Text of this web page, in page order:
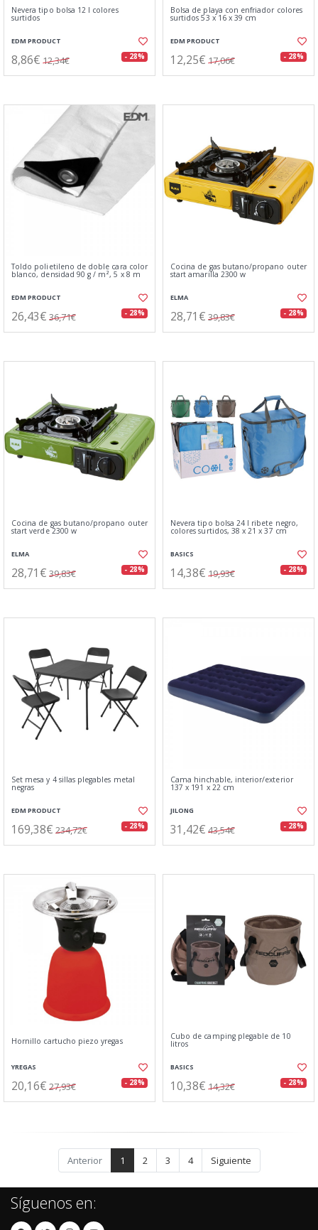
Nevera tipo bolsa 12 l colores
surtidos
EDM PRODUCT
8,86€ 12,34€ - 28%
Bolsa de playa con enfriador colores
surtidos 53 x 16 x 39 cm
EDM PRODUCT
12,25€ 17,06€ - 28%
Toldo polietileno de doble cara color
blanco, densidad 90 g / m², 5 x 8 m
EDM PRODUCT
26,43€ 36,71€ - 28%
Cocina de gas butano/propano outer
start amarilla 2300 w
ELMA
28,71€ 39,83€ - 28%
Cocina de gas butano/propano outer
start verde 2300 w
ELMA
28,71€ 39,83€ - 28%
Nevera tipo bolsa 24 l ribete negro,
colores surtidos, 38 x 21 x 37 cm
BASICS
14,38€ 19,93€ - 28%
Set mesa y 4 sillas plegables metal
negras
EDM PRODUCT
169,38€ 234,72€ - 28%
Cama hinchable, interior/exterior
137 x 191 x 22 cm
JILONG
31,42€ 43,54€ - 28%
Hornillo cartucho piezo yregas
YREGAS
20,16€ 27,93€ - 28%
Cubo de camping plegable de 10
litros
BASICS
10,38€ 14,32€ - 28%
Anterior 1 2 3 4 Siguiente
Síguenos en: